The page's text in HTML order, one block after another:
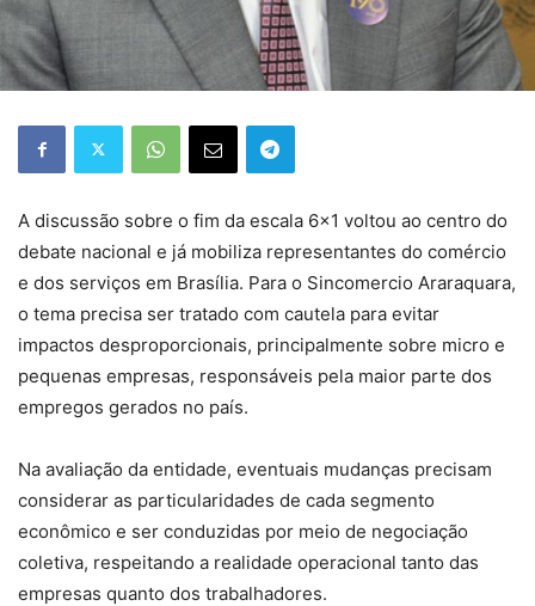
A discussão sobre o fim da escala 6×1 voltou ao centro do
debate nacional e já mobiliza representantes do comércio
e dos serviços em Brasília. Para o Sincomercio Araraquara,
o tema precisa ser tratado com cautela para evitar
impactos desproporcionais, principalmente sobre micro e
pequenas empresas, responsáveis pela maior parte dos
empregos gerados no país.
Na avaliação da entidade, eventuais mudanças precisam
considerar as particularidades de cada segmento
econômico e ser conduzidas por meio de negociação
coletiva, respeitando a realidade operacional tanto das
empresas quanto dos trabalhadores.